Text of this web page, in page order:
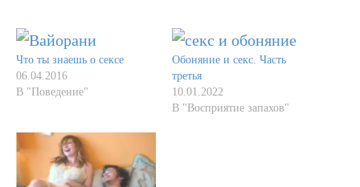
Что ты знаешь о сексе
06.04.2016
В "Поведение"
Обоняние и секс. Часть
третья
10.01.2022
В "Восприятие запахов"